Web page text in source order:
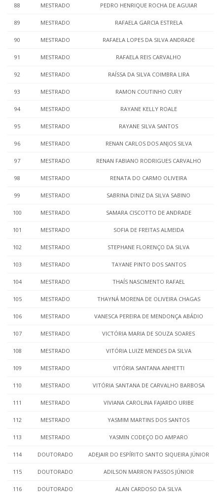
88 MESTRADO PEDRO HENRIQUE ROCHA DE AGUIAR
89 MESTRADO RAFAELA GARCIA ESTRELA
90 MESTRADO RAFAELA LOPES DA SILVA ANDRADE
91 MESTRADO RAFAELA REIS CARVALHO
92 MESTRADO RAÍSSA DA SILVA COIMBRA LIRA
93 MESTRADO RAMON COUTINHO CURY
94 MESTRADO RAYANE KELLY ROALE
95 MESTRADO RAYANE SILVA SANTOS
96 MESTRADO RENAN CARLOS DOS ANJOS SILVA
97 MESTRADO RENAN FABIANO RODRIGUES CARVALHO
98 MESTRADO RENATA DO CARMO OLIVEIRA
99 MESTRADO SABRINA DINIZ DA SILVA SABINO
100 MESTRADO SAMARA CISCOTTO DE ANDRADE
101 MESTRADO SOFIA DE FREITAS ALMEIDA
102 MESTRADO STEPHANE FLORENÇO DA SILVA
103 MESTRADO TAYANE PINTO DOS SANTOS
104 MESTRADO THAÍS NASCIMENTO RAFAEL
105 MESTRADO THAYNÁ MORENA DE OLIVEIRA CHAGAS
106 MESTRADO VANESCA PEREIRA DE MENDONÇA ABÁDIO
107 MESTRADO VICTÓRIA MARIA DE SOUZA SOARES
108 MESTRADO VITÓRIA LUIZE MENDES DA SILVA
109 MESTRADO VITÓRIA SANTANA ANHETTI
110 MESTRADO VITÓRIA SANTANA DE CARVALHO BARBOSA
111 MESTRADO VIVIANA CAROLINA FAJARDO URIBE
112 MESTRADO YASMIM MARTINS DOS SANTOS
113 MESTRADO YASMIN CODEÇO DO AMPARO
114 DOUTORADO ADEJAIR DO ESPÍRITO SANTO SIQUEIRA JÚNIOR
115 DOUTORADO ADILSON MARRON PASSOS JÚNIOR
116 DOUTORADO ALAN CARDOSO DA SILVA